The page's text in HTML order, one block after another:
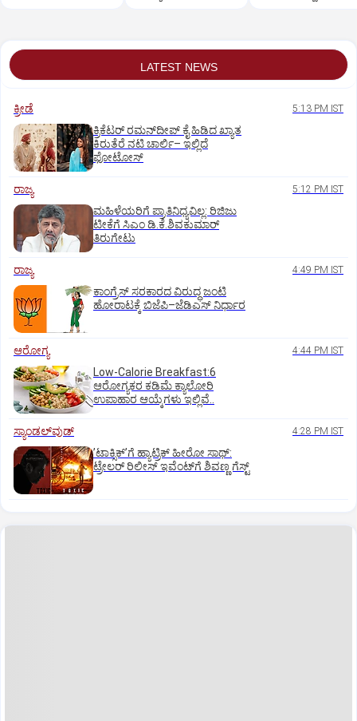
LATEST NEWS
ಕ್ರೀಡೆ 5:13 PM IST
ಕ್ರಿಕೆಟರ್‌ ರಮನ್‌ದೀಪ್‌ ಕೈ ಹಿಡಿದ ಖ್ಯಾತ
ಕಿರುತೆರೆ ನಟಿ ಚಾರ್ಲಿ– ಇಲ್ಲಿದೆ
ಫೋಟೋಸ್
ರಾಜ್ಯ 5:12 PM IST
ಮಹಿಳೆಯರಿಗೆ ಪ್ರಾತಿನಿಧ್ಯವಿಲ್ಲ: ರಿಜಿಜು
ಟೀಕೆಗೆ ಸಿಎಂ ಡಿ.ಕೆ.ಶಿವಕುಮಾರ್
ತಿರುಗೇಟು
ರಾಜ್ಯ 4:49 PM IST
ಕಾಂಗ್ರೆಸ್‌ ಸರಕಾರದ ವಿರುದ್ಧ ಜಂಟಿ
ಹೋರಾಟಕ್ಕೆ ಬಿಜೆಪಿ–ಜೆಡಿಎಸ್‌ ನಿರ್ಧಾರ
ಆರೋಗ್ಯ 4:44 PM IST
Low-Calorie Breakfast:6
ಆರೋಗ್ಯಕರ ಕಡಿಮೆ ಕ್ಯಾಲೋರಿ
ಉಪಾಹಾರ ಆಯ್ಕೆಗಳು ಇಲ್ಲಿವೆ..
ಸ್ಯಾಂಡಲ್‌ವುಡ್‌ 4:28 PM IST
ʼಟಾಕ್ಸಿಕ್‌ʼಗೆ ಹ್ಯಾಟ್ರಿಕ್‌ ಹೀರೋ ಸಾಥ್:‌
ಟ್ರೇಲರ್‌ ರಿಲೀಸ್‌ ಇವೆಂಟ್‌ಗೆ ಶಿವಣ್ಣ ಗೆಸ್ಟ್